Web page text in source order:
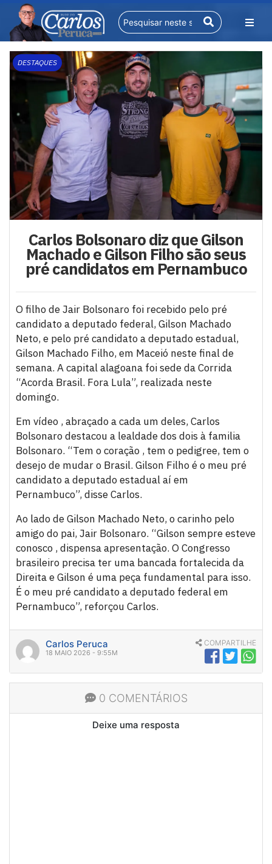
DESTAQUES
Carlos Bolsonaro diz que Gilson
Machado e Gilson Filho são seus
pré candidatos em Pernambuco
O filho de Jair Bolsonaro foi recebido pelo pré
candidato a deputado federal, Gilson Machado
Neto, e pelo pré candidato a deputado estadual,
Gilson Machado Filho, em Maceió neste final de
semana. A capital alagoana foi sede da Corrida
“Acorda Brasil. Fora Lula”, realizada neste
domingo.
Em vídeo , abraçado a cada um deles, Carlos
Bolsonaro destacou a lealdade dos dois à familia
Bolsonaro. “Tem o coração , tem o pedigree, tem o
desejo de mudar o Brasil. Gilson Filho é o meu pré
candidato a deputado estadual aí em
Pernambuco”, disse Carlos.
Ao lado de Gilson Machado Neto, o carinho pelo
amigo do pai, Jair Bolsonaro. “Gilson sempre esteve
conosco , dispensa apresentação. O Congresso
brasileiro precisa ter uma bancada fortalecida da
Direita e Gilson é uma peça fundamental para isso.
É o meu pré candidato a deputado federal em
Pernambuco”, reforçou Carlos.
Carlos Peruca
18 MAIO 2026 - 9:55M
COMPARTILHE
0 COMENTÁRIOS
Deixe uma resposta